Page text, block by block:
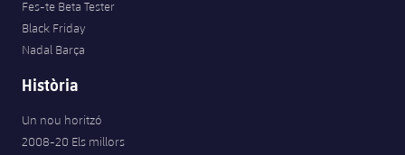
Fes-te Beta Tester
Black Friday
Nadal Barça
Història
Un nou horitzó
2008-20 Els millors